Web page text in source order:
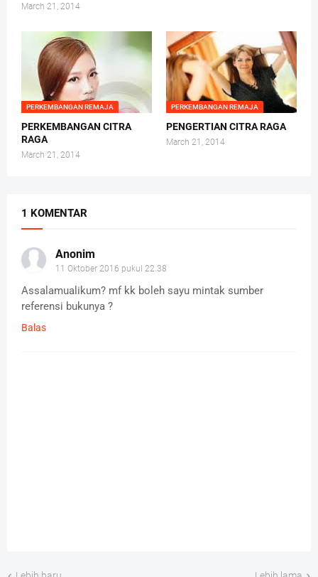
March 21, 2014
PERKEMBANGAN REMAJA
PERKEMBANGAN CITRA
RAGA
March 21, 2014
PERKEMBANGAN REMAJA
PENGERTIAN CITRA RAGA
March 21, 2014
1 KOMENTAR
Anonim
11 Oktober 2016 pukul 22.38
Assalamualikum? mf kk boleh sayu mintak sumber
referensi bukunya ?
Balas